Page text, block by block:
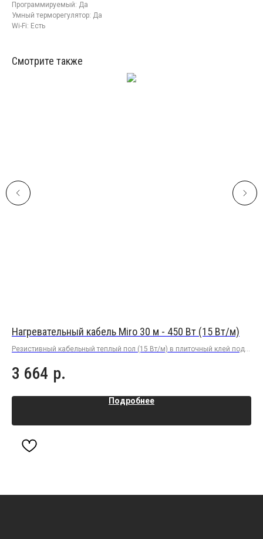
Программируемый: Да
Умный терморегулятор: Да
Wi-Fi: Есть
Смотрите также
Нагревательный кабель Miro 30 м - 450 Вт (15 Вт/м)
Резистивный кабельный теплый пол (15 Вт/м) в плиточный клей под
3 664 р.
Подробнее